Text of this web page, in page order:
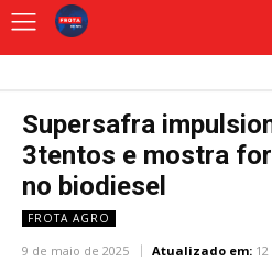
Supersafra
3tentos e mostra
no biodiesel
FROTA AGRO
9 de maio de 2025 Atualizado em: